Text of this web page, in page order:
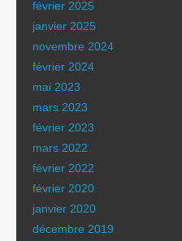
février 2025
janvier 2025
novembre 2024
février 2024
mai 2023
mars 2023
février 2023
mars 2022
février 2022
février 2020
janvier 2020
décembre 2019